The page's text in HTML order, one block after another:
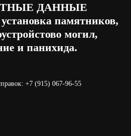
ДАННЫЕ
памятников,
могил,
и панихида.
+7 (915) 067-96-55